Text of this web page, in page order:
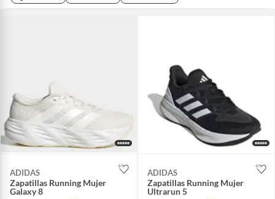
ADIDAS
Zapatillas Running Mujer
Galaxy 8
ADIDAS
Zapatillas Running Mujer
Ultrarun 5